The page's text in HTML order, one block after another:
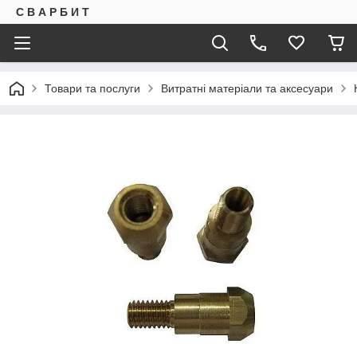
С В А Р Б И Т
Товари та послуги Витратні матеріали та аксесуари